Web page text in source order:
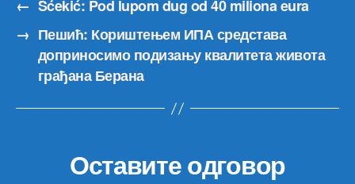
← Šćekić: Pod lupom dug od 40 miliona eura
→ Пешић: Кориштењем ИПА средстава
доприносимо подизању квалитета живота
грађана Берана
Оставите одговор